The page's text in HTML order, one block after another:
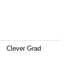
Clever Grad